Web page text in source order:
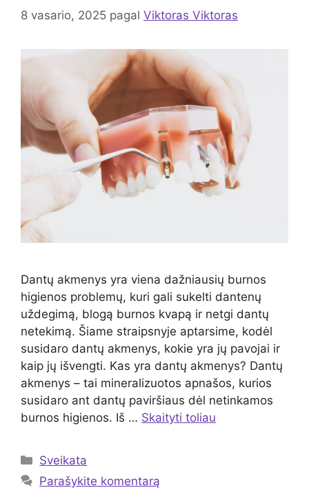
8 vasario, 2025 pagal Viktoras Viktoras
Dantų akmenys yra viena dažniausių burnos
higienos problemų, kuri gali sukelti dantenų
uždegimą, blogą burnos kvapą ir netgi dantų
netekimą. Šiame straipsnyje aptarsime, kodėl
susidaro dantų akmenys, kokie yra jų pavojai ir
kaip jų išvengti. Kas yra dantų akmenys? Dantų
akmenys – tai mineralizuotos apnašos, kurios
susidaro ant dantų paviršiaus dėl netinkamos
burnos higienos. Iš … Skaityti toliau
Kategorijos
Sveikata
Parašykite komentarą